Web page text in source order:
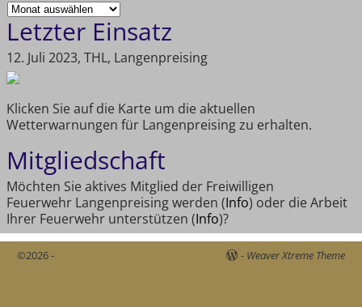
Letzter Einsatz
12. Juli 2023, THL, Langenpreising
Klicken Sie auf die Karte um die aktuellen
Wetterwarnungen für Langenpreising zu erhalten.
Mitgliedschaft
Möchten Sie aktives Mitglied der Freiwilligen
Feuerwehr Langenpreising werden (Info) oder die Arbeit
Ihrer Feuerwehr unterstützen (Info)?
©2026 - - Weaver Xtreme Theme